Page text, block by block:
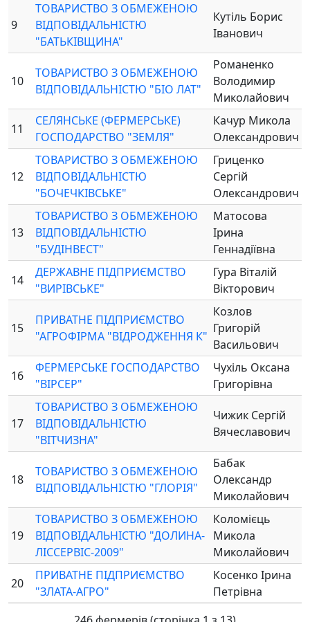
9
ТОВАРИСТВО З ОБМЕЖЕНОЮ
ВІДПОВІДАЛЬНІСТЮ
"БАТЬКІВЩИНА"
Кутіль Борис
Іванович
10
ТОВАРИСТВО З ОБМЕЖЕНОЮ
ВІДПОВІДАЛЬНІСТЮ "БІО ЛАТ"
Романенко
Володимир
Миколайович
11
СЕЛЯНСЬКЕ (ФЕРМЕРСЬКЕ)
ГОСПОДАРСТВО "ЗЕМЛЯ"
Качур Микола
Олександрович
12
ТОВАРИСТВО З ОБМЕЖЕНОЮ
ВІДПОВІДАЛЬНІСТЮ
"БОЧЕЧКІВСЬКЕ"
Гриценко
Сергій
Олександрович
13
ТОВАРИСТВО З ОБМЕЖЕНОЮ
ВІДПОВІДАЛЬНІСТЮ
"БУДІНВЕСТ"
Матосова
Ірина
Геннадіївна
14
ДЕРЖАВНЕ ПІДПРИЄМСТВО
"ВИРІВСЬКЕ"
Гура Віталій
Вікторович
15
ПРИВАТНЕ ПІДПРИЄМСТВО
"АГРОФІРМА "ВІДРОДЖЕННЯ К"
Козлов
Григорій
Васильович
16
ФЕРМЕРСЬКЕ ГОСПОДАРСТВО
"ВІРСЕР"
Чухіль Оксана
Григорівна
17
ТОВАРИСТВО З ОБМЕЖЕНОЮ
ВІДПОВІДАЛЬНІСТЮ
"ВІТЧИЗНА"
Чижик Сергій
Вячеславович
18
ТОВАРИСТВО З ОБМЕЖЕНОЮ
ВІДПОВІДАЛЬНІСТЮ "ГЛОРІЯ"
Бабак
Олександр
Миколайович
19
ТОВАРИСТВО З ОБМЕЖЕНОЮ
ВІДПОВІДАЛЬНІСТЮ "ДОЛИНА-
ЛІССЕРВІС-2009"
Коломієць
Микола
Миколайович
20
ПРИВАТНЕ ПІДПРИЄМСТВО
"ЗЛАТА-АГРО"
Косенко Ірина
Петрівна